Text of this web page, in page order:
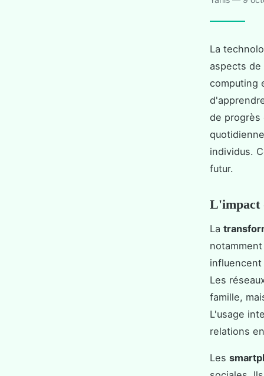
La
aspects
computing
de progrès
individus.
futur.
L'impact
La
Les
famille,
L'usage
relations
Les